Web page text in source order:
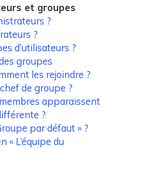
et groupes
?
?
d’utilisateurs ?
groupes
les rejoindre ?
de groupe ?
apparaissent
?
par défaut » ?
« L’équipe du